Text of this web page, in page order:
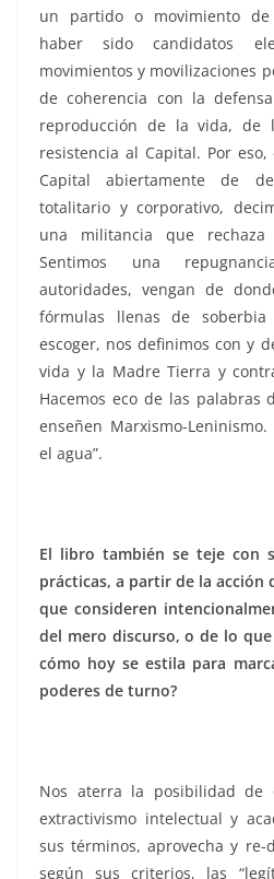
un partido o movimiento
haber sido candidatos
movimientos y movilizaciones
de coherencia con la
reproducción de la vida, de
resistencia al Capital. Por
Capital abiertamente de
totalitario y corporativo,
una militancia que
Sentimos una
autoridades, vengan de
fórmulas llenas de soberbia
escoger, nos definimos con y
vida y la Madre Tierra y
Hacemos eco de las palabras
enseñen Marxismo-
el agua”.
El libro también se teje con
prácticas, a partir de la acción
que consideren
del mero discurso, o de lo
cómo hoy se estila para
poderes de turno?
Nos aterra la posibilidad
extractivismo intelectual y
sus términos, aprovecha y
según sus criterios, las